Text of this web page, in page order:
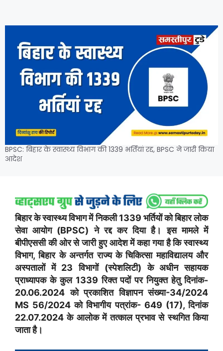
BPSC: बिहार के स्वास्थ्य विभाग की 1339 भर्तियां रद्द, BPSC ने जारी किया
आदेश
बिहार के स्वास्थ्य विभाग में निकली 1339 भर्तियों को बिहार लोक
सेवा आयोग (BPSC) ने रद्द कर दिया है। इस मामले में
बीपीएससी की ओर से जारी हुए आदेश में कहा गया है कि स्वास्थ्य
विभाग, बिहार के अन्तर्गत राज्य के चिकित्सा महाविद्यालय और
अस्पतालों में 23 विभागों (स्पेशलिटी) के अधीन सहायक
प्राध्यापक के कुल 1339 रिक्त पदों पर नियुक्त हेतु दिनांक-
20.06.2024 को प्रकाशित विज्ञापन संख्या-34/2024
MS 56/2024 को विभागीय पत्रांक- 649 (17), दिनांक
22.07.2024 के आलोक में तत्काल प्रभाव से स्थगित किया
जाता है।